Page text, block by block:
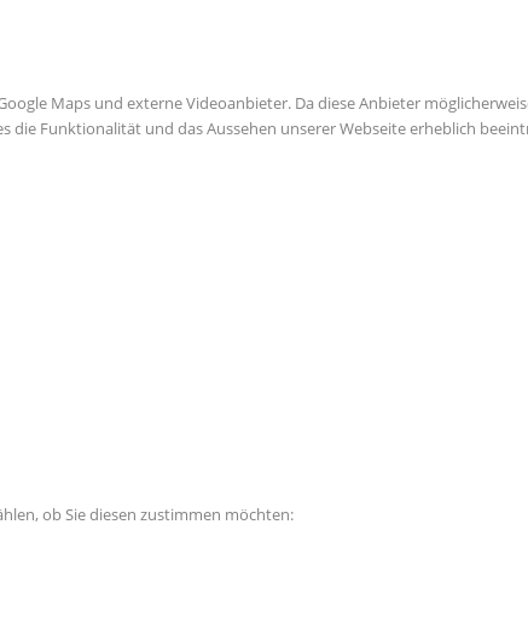
Maps und externe Videoanbieter. Da diese Anbieter
die Funktionalität und das Aussehen unserer Webseite erheblich
ob Sie diesen zustimmen möchten: